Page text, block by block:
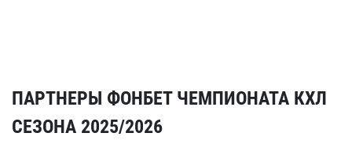
ПАРТНЕРЫ ФОНБЕТ ЧЕМПИОНАТА КХЛ
СЕЗОНА 2025/2026